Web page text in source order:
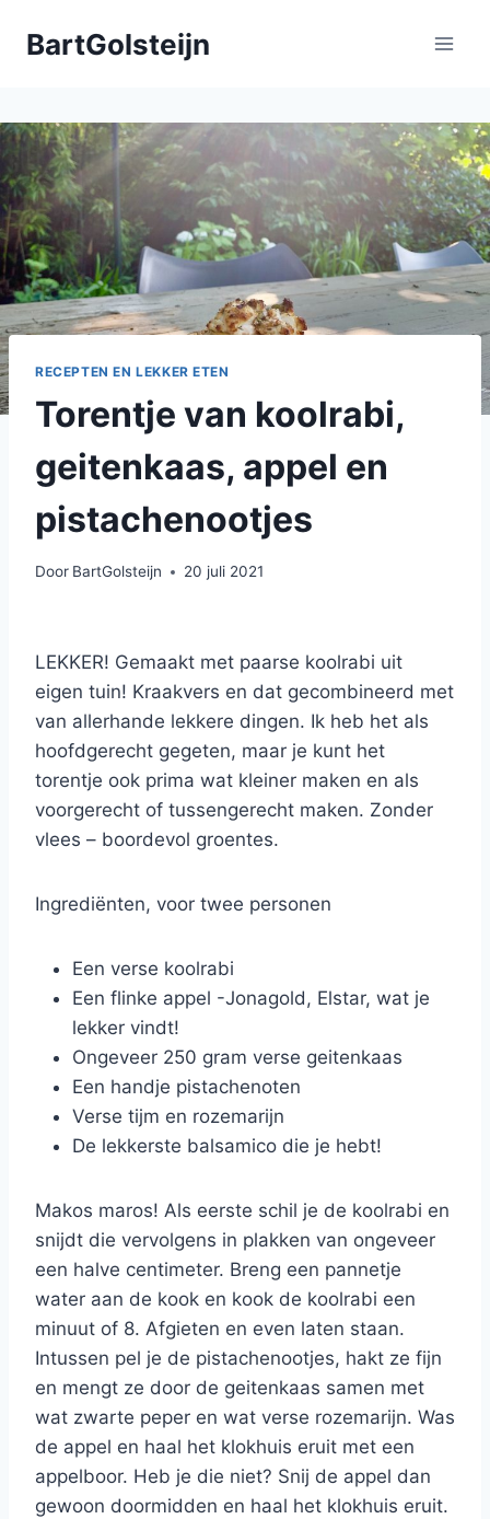
naarBartGolsteijn
RECEPTEN EN LEKKER ETEN
Torentje van koolrabi,
geitenkaas, appel en
pistachenootjes
Door BartGolsteijn 20 juli 2021
LEKKER! Gemaakt met paarse koolrabi uit
eigen tuin! Kraakvers en dat gecombineerd met
van allerhande lekkere dingen. Ik heb het als
hoofdgerecht gegeten, maar je kunt het
torentje ook prima wat kleiner maken en als
voorgerecht of tussengerecht maken. Zonder
vlees – boordevol groentes.
Ingrediënten, voor twee personen
Een verse koolrabi
Een flinke appel -Jonagold, Elstar, wat je
lekker vindt!
Ongeveer 250 gram verse geitenkaas
Een handje pistachenoten
Verse tijm en rozemarijn
De lekkerste balsamico die je hebt!
Makos maros! Als eerste schil je de koolrabi en
snijdt die vervolgens in plakken van ongeveer
een halve centimeter. Breng een pannetje
water aan de kook en kook de koolrabi een
minuut of 8. Afgieten en even laten staan.
Intussen pel je de pistachenootjes, hakt ze fijn
en mengt ze door de geitenkaas samen met
wat zwarte peper en wat verse rozemarijn. Was
de appel en haal het klokhuis eruit met een
appelboor. Heb je die niet? Snij de appel dan
gewoon doormidden en haal het klokhuis eruit.